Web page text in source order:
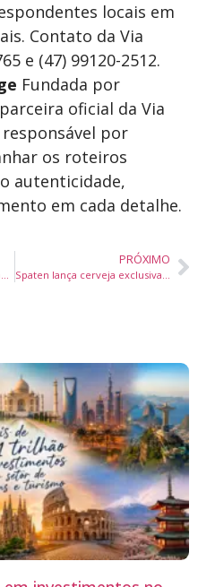
locais em
Contato da Via
e (47) 99120-2512.
Fundada por
oficial da Via
responsável por
os roteiros
autenticidade,
em cada detalhe.
Cyan Resort by Atlantica reúne executivos de vendas da Atlantica
PRÓXIMO
Spaten lança cerveja exclusiva para celebrar a 40ª Oktoberfest de Blumenau